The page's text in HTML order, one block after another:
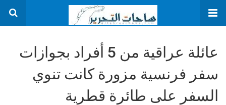
عائلة عراقية من 5 أفراد بجوازات
سفر فرنسية مزورة كانت تنوي
السفر على طائرة قطرية